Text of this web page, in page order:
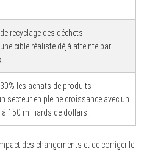
recyclage des déchets
cible réaliste déjà atteinte par
les achats de produits
secteur en pleine croissance avec un
à 150 milliards de dollars.
des changements et de corriger le